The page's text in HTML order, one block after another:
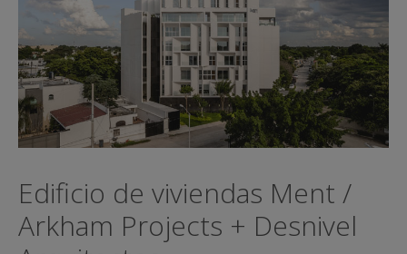
Edificio de viviendas Ment /
Arkham Projects + Desnivel